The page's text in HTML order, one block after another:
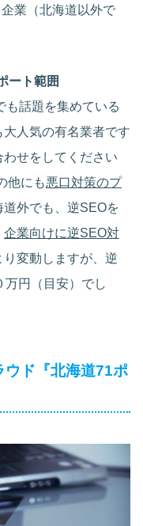
業（北海道以外で
ート範囲
も話題を集めている
人気の有名業者です
せをしてください
他にも悪口対策のプ
外でも、逆SEOを
企業向けに逆SEO対
変動しますが、逆
万円（目安）でし
ウド『北海道71ポ